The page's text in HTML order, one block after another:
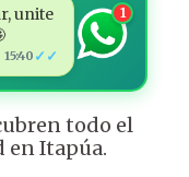
unite
15:40 ✓✓
1
todo el
en Itapúa.